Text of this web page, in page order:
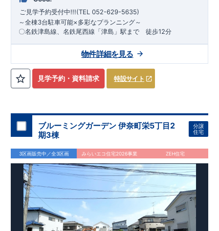
ご見学予約受付中!!!(TEL 052-629-5635)
～​全棟3台駐車可能×多彩なプランニング～
〇名鉄津島線、名鉄尾西線 「津島」駅まで 徒歩12分
物件のおすすめポイント* ​１号棟 3（４）LDK＋カースペース
ライフスタイルの変化に合わせて使い分けができる
室​ アウトドア用品やベビーカーなどが収納できる
納​ ​ゆとりある玄関ポーチ​で、荷物の持ち運びや雨の日の出入
りもスムーズに ​ ​ ​２号棟 ４LDK＋WIC＋カースペース3台
ーゼット​ キッチン横には食器や調理器具等を収納できる可動
棚付き収納を設置◎ ​ ​3号棟 3LDK＋2WIC＋マルチスキップ＋カ
ースペース3台
​ ​ キッズスペース、書斎、趣味、家事など、家族
類やバッグ、季節の家電まですっきり収納できる大容量のウォ
ークインクローゼット​ 広いだけじゃない“心地いい“が標準装
備。21帖リビング が、日常を贅沢に包み込む
*周辺環境* 南小学校(徒歩約9分) ​天王中学校(徒歩約13分)
第１保育園(徒歩約15分)​つしま幼稚園(徒歩約5分)
歩約5分) 天王川公園(徒歩約2分) 東栄住宅の家づくりへのこだ
わり
■『長期優良住宅』取得!(←詳しくはクリック!) ・
住宅性
能表示制度4分野6項目で最高等級を取得。
・住宅ローン減税、
長期優良住宅が有利に働きます。 ■住宅性能評価ダブル取得!
(←詳しくはクリック!) ・『設計』住宅性能評価‥‥建物設計段
階で、国が認めた第三者機関が評価しております。 ・『建設』
住宅性能評価‥‥評価を受けた図面通りに施工されているか、
建設までに計4回チェックが行われます。 ・図面や書類上だけ
でなく、「現場の施工状況」を検査した上で、品質を保証して
おります。
現地案内予約受付中!
日やお仕事終わりのご案内も可能です! ・ホームページに載って
いない詳しい内容や、資金計画のご相談、ご質問等がございま
スマートフォンで見やすい特設サイトはこちら
見学予約・資料請求 特設サイト
物件詳細を見る
ブルーミングガーデン 伊奈町栄5丁目2
期3棟
分譲
住宅
3区画販売中／全3区画 みらいエコ住宅2026事業 ZEH住宅